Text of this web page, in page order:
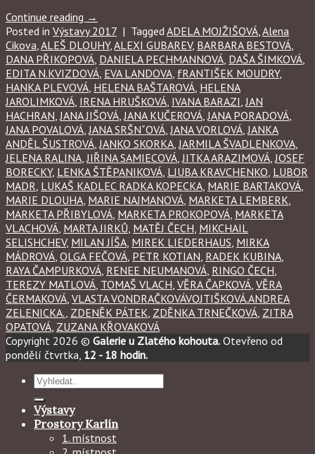
Continue reading →
Posted in Výstavy 2017 | TaggedADELA MOJŽIŠOVÁ,Alena
Cikova,ALEŠ DLOUHY,ALEXI GUBAREV, BARBARA BESTOVÁ,
DANA PŘIKOPOVÁ, DANIELA PECHMANNOVÁ, DAŠA ŠIMKOVÁ,
EDITA N.KVIZDOVÁ, EVA LANDOVA, fRANTIŠEK MOUDRY,
HANKA PLEVOVÁ, HELENA BAŠTAROVÁ, HELENA
JAROLIMKOVÁ, IRENA HRUŠKOVÁ, IVANA BARAZI,JAN
HACHRAN,JANA JIŠOVÁ,JANA KUČEROVÁ,JANA PORADOVÁ,
JANA POVALOVÁ,JANA SRŠNˇOVÁ,JANA VORLOVÁ,JANKA
ANDĚL ŠUSTROVÁ,JANKO SKORKA,JARMILA ŠVADLENKOVA,
JELENA RALINA,JIŘINA SAMIECOVÁ,JITKA ARAZIMOVÁ,JOSEF
BORECKY, LENKA ŠTĚPANIKOVÁ, LJUBA KRAVCHENKO, LUBOR
MADR, LUKAŠ KADLEC RADKA KOPECKA, MARIE BARTAKOVÁ,
MARIE DLOUHA, MARIE NAJMANOVÁ, MARKETA LEMBERK,
MARKETA PŘIBYLOVÁ, MARKETA PROKOPOVÁ, MARKETA
VLACHOVÁ, MARTA JIRKŮ, MATĚJ ČECH, MIKCHAIL
SELISHCHEV, MILAN JÍŠA, MIREK LIEDERHAUS, MIRKA
MÁDROVÁ, OLGA FEČOVÁ, PETR KOTIAN, RADEK KUBINA,
RAYA ČAMPURKOVÁ, RENEE NEUMANOVÁ, RINGO ČECH,
TEREZY MATLOVÁ, TOMAŠ VLACH, VĚRA ČAPKOVÁ, VĚRA
ČERMAKOVÁ, VLASTA VONDRAČKOVÁVOJTIŠKOVÁ.ANDREA
ZELENICKA., ZDENĚK PÁTEK, ZDĚNKA TRNEČKOVÁ, ZITRA
OPATOVÁ, ZUZANA KŘOVAKOVÁ
Copyright 2026 © Galerie u Zlatého kohouta. Otevřeno od
pondělí čtvrtka, 12 - 18 hodin.
Hledat:
Výstavy
Prostory Karlín
1. místnost